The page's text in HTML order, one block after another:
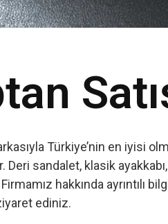
Türkiye’nin en iyisi
sandalet, klasik
hakkında ayrıntılı
ediniz.